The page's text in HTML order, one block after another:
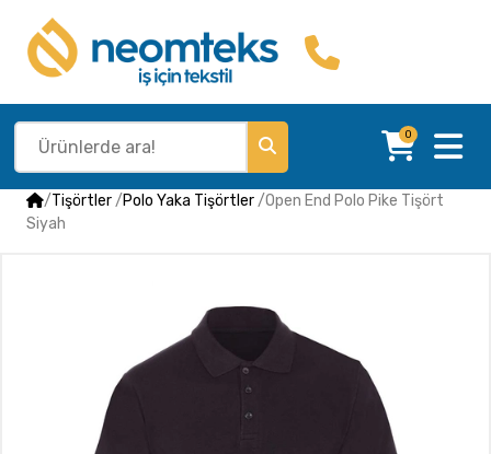
0
/Tişörtler/Polo Yaka Tişörtler/Open End Polo Pike Tişört
Siyah